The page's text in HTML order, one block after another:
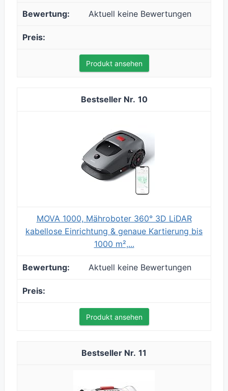
Aktuell keine Bewertungen
Produkt ansehen
10
MOVA 1000, Mähroboter 360° 3D LiDAR
kabellose Einrichtung & genaue Kartierung bis
1000 m²,...
Aktuell keine Bewertungen
Produkt ansehen
11